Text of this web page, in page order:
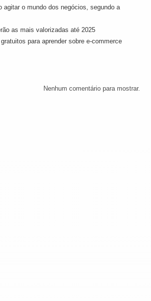
agitar o mundo dos negócios, segundo a
as mais valorizadas até 2025
para aprender sobre e-commerce
Nenhum comentário para mostrar.